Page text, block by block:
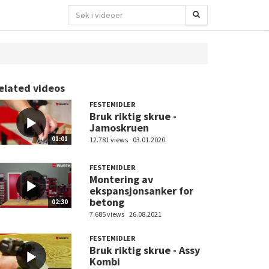
videos
01:01
FESTEMIDLER
Bruk riktig skrue -
Jamoskruen
12.781 views 03.01.2020
02:30
FESTEMIDLER
Montering av
ekspansjonsanker for
betong
7.685 views 26.08.2021
FESTEMIDLER
Bruk riktig skrue - Assy
Kombi